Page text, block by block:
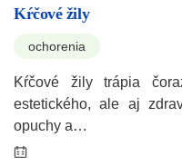
Kŕčové žily
ochorenia
Kŕčové žily trápia
estetického, ale aj
opuchy a…